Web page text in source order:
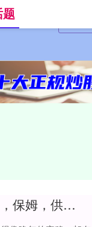
股巢网 我51岁，保姆，供女儿读大学，她婚礼上却说：“我妈是退休教师”